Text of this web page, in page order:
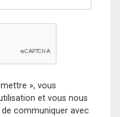
», vous
et vous nous
communiquer avec